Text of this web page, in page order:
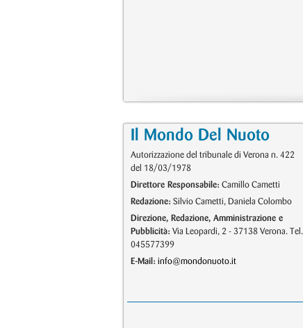
Il Mondo Del Nuoto
Autorizzazione del tribunale di Verona n. 422
del 18/03/1978
Direttore Responsabile: Camillo Cametti
Redazione: Silvio Cametti, Daniela Colombo
Direzione, Redazione, Amministrazione e
Pubblicità: Via Leopardi, 2 - 37138 Verona. Tel.
045577399
E-Mail: info@mondonuoto.it